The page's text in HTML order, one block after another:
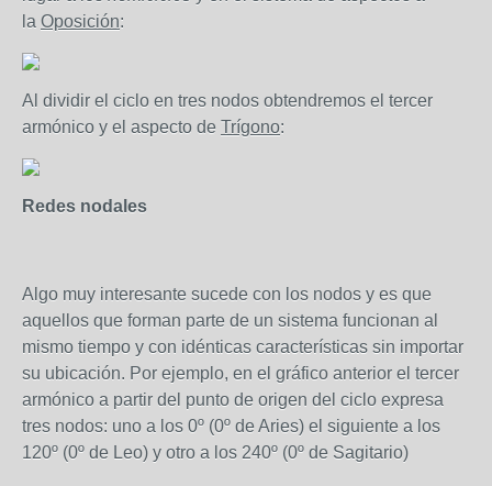
la Oposición:
Al dividir el ciclo en tres nodos obtendremos el tercer
armónico y el aspecto de Trígono:
Redes nodales
Algo muy interesante sucede con los nodos y es que
aquellos que forman parte de un sistema funcionan al
mismo tiempo y con idénticas características sin importar
su ubicación. Por ejemplo, en el gráfico anterior el tercer
armónico a partir del punto de origen del ciclo expresa
tres nodos: uno a los 0º (0º de Aries) el siguiente a los
120º (0º de Leo) y otro a los 240º (0º de Sagitario)